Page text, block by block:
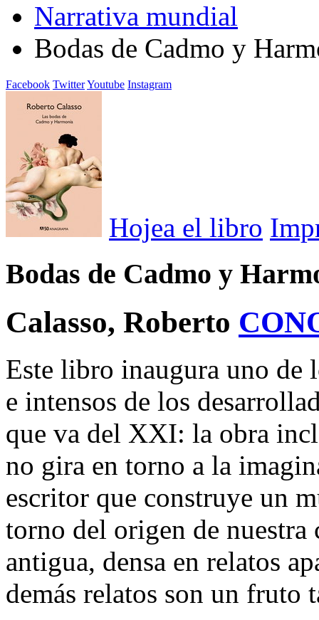
Narrativa mundial
Bodas de Cadmo y
Facebook TwitterYoutube Instagram
Hojea el libro
Bodas de Cadmo y
Calasso, Roberto
Este libro inaugura uno de
e intensos de los
que va del XXI: la obra
no gira en torno a la
escritor que construye un
torno del origen de
antigua, densa en relatos
demás relatos son un fruto